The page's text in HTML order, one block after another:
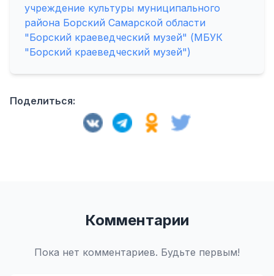
учреждение культуры муниципального
района Борский Самарской области
"Борский краеведческий музей" (МБУК
"Борский краеведческий музей")
Поделиться:
Комментарии
Пока нет комментариев. Будьте первым!